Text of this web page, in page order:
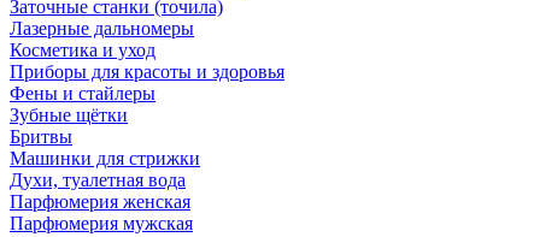
Заточные станки (точила)
Лазерные дальномеры
Косметика и уход
Приборы для красоты и здоровья
Фены и стайлеры
Зубные щётки
Бритвы
Машинки для стрижки
Духи, туалетная вода
Парфюмерия женская
Парфюмерия мужская